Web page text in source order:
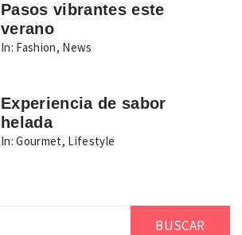
Pasos vibrantes este
verano
In: Fashion, News
Experiencia de sabor
helada
In: Gourmet, Lifestyle